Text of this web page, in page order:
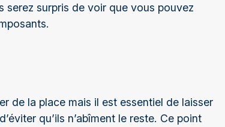
serez surpris de voir que vous pouvez
de la place mais il est essentiel de laisser
qu’ils n’abîment le reste. Ce point